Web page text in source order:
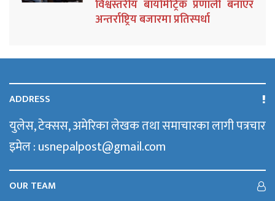
विश्वस्तरीय बायोमेट्रिक प्रणाली बनाएर
अन्तर्राष्ट्रिय बजारमा प्रतिस्पर्धा
ADDRESS
युलेस, टेक्सस, अमेरिका लेखक तथा समाचारका लागी पत्रचार
इमेल : usnepalpost@gmail.com
OUR TEAM